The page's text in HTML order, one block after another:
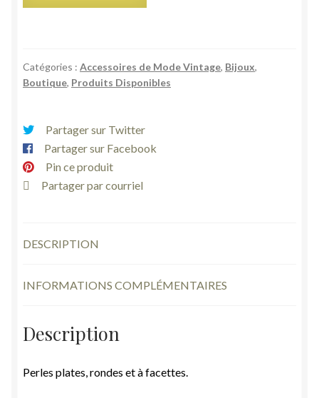
nacre
rose
jaune
bleu
vert
vintage
Catégories : Accessoires de Mode Vintage, Bijoux,
Boutique, Produits Disponibles
Partager sur Twitter
Partager sur Facebook
Pin ce produit
Partager par courriel
DESCRIPTION
INFORMATIONS COMPLÉMENTAIRES
Description
Perles plates, rondes et à facettes.